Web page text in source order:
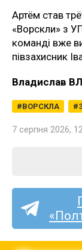
Артём став
«Ворскли» з
команді вже
півзахисник
Владислав
ВОРСКЛА
7 серпня 2026,